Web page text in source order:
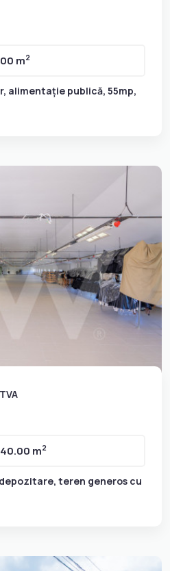
m2
alimentație publică, 55mp,
m2
teren generos cu